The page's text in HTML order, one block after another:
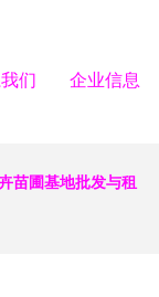
们 企业信息
苗圃基地批发与租